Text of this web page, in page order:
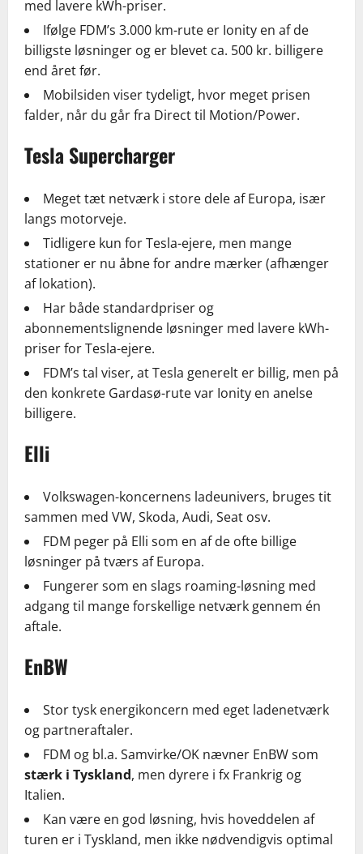
med lavere kWh-priser.
Ifølge FDM’s 3.000 km-rute er Ionity en af de
billigste løsninger og er blevet ca. 500 kr. billigere
end året før.
Mobilsiden viser tydeligt, hvor meget prisen
falder, når du går fra Direct til Motion/Power.
Tesla Supercharger
Meget tæt netværk i store dele af Europa, især
langs motorveje.
Tidligere kun for Tesla-ejere, men mange
stationer er nu åbne for andre mærker (afhænger
af lokation).
Har både standardpriser og
abonnementslignende løsninger med lavere kWh-
priser for Tesla-ejere.
FDM’s tal viser, at Tesla generelt er billig, men på
den konkrete Gardasø-rute var Ionity en anelse
billigere.
Elli
Volkswagen-koncernens ladeunivers, bruges tit
sammen med VW, Skoda, Audi, Seat osv.
FDM peger på Elli som en af de ofte billige
løsninger på tværs af Europa.
Fungerer som en slags roaming-løsning med
adgang til mange forskellige netværk gennem én
aftale.
EnBW
Stor tysk energikoncern med eget ladenetværk
og partneraftaler.
FDM og bl.a. Samvirke/OK nævner EnBW som
stærk i Tyskland, men dyrere i fx Frankrig og
Italien.
Kan være en god løsning, hvis hoveddelen af
turen er i Tyskland, men ikke nødvendigvis optimal